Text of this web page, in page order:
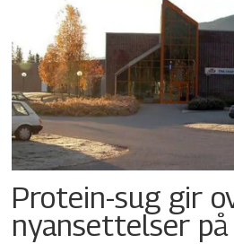
Protein-sug gir
nyansettelser på